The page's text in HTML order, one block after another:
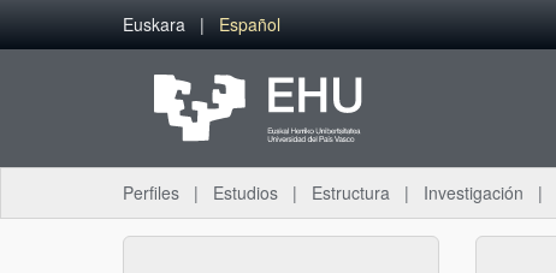
Saltar al contenido principal
Euskara Español
Perfiles Estudios Estructura Investigación